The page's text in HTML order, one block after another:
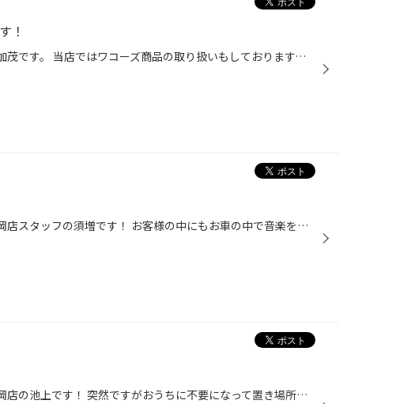
！
こんにちは！スタッフの加茂です。 当店ではワコーズ商品の取り扱いもしております。 在庫がない商品も取り寄せすることができますので 気になった方は、スタッフまでご相談ください！ ★タイヤ・オイル交換は、笠岡市五番町のタイヤ館笠岡で★
こんにちは！タイヤ館笠岡店スタッフの須増です！ お客様の中にもお車の中で音楽を聴かれる方も多いと思いますが皆さんは普段どういった音楽を聴かれますか(＾＾)？ 私は先日のお休みに前から欲しかったCDを買ってきました(*^▽^*) 普段の運転がとても楽しくなります(^^♪ お客様のおすすめの楽曲やグ...
こんにちは！タイヤ館笠岡店の池上です！ 突然ですがおうちに不要になって置き場所や処分に困っているタイヤはございませんか(＾＾)？ 有料にはなりますがタイヤ館笠岡店に不要になったタイヤを 持ってきていただければこちらで処分いたします(^^)/ どうぞお気軽にスタッフにお問い合わせください(^...